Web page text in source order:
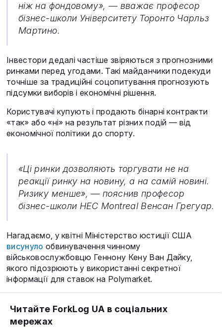
ніж на фондовому», — вважає професор
бізнес-школи Університету Торонто Чарльз
Мартино.
Інвестори дедалі частіше звіряються з прогнозними
ринками перед угодами. Такі майданчики подекуди
точніше за традиційні соцопитування прогнозують
підсумки виборів і економічні рішення.
Користувачі купують і продають бінарні контракти
«так» або «ні» на результат різних подій — від
економічної політики до спорту.
«Ці ринки дозволяють торгувати не на
реакції ринку на новину, а на самій новині.
Ризику менше», — пояснив професор
бізнес-школи HEC Montreal Венсан Грегуар.
Нагадаємо, у квітні Міністерство юстиції США
висунуло обвинувачення чинному
військовослужбовцю Геннону Кену Ван Дайку,
якого підозрюють у використанні секретної
інформації для ставок на Polymarket.
Читайте ForkLog UA в соціальних
мережах